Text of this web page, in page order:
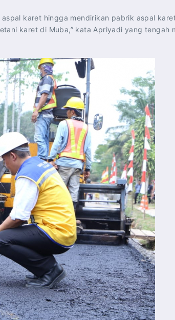
karet hingga mendirikan pabrik aspal
karet di Muba,” kata Apriyadi yang tengah